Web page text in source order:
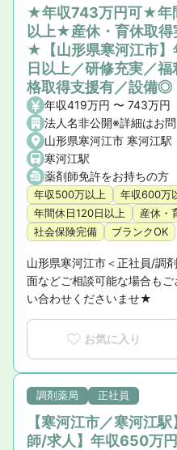
★年収743万円可★年
以上★産休・育休取得
★【山形県寒河江市】
日以上／研修充実／
格取得支援有／設備◎
年収419万円 〜 743万円
法人名非公開※詳細はお
山形県寒河江市 寒河江駅
寒河江駅
薬剤師免許をお持ちの方
年収500万以上 年収600万
年間休日120日以上
産休・
社会保険完備
ブランクOK
山形県寒河江市＜正社員/調
面などご相談可能な場合も
い合わせくださいませ★
お気に入り
調剤薬局 正社員
【寒河江市／寒河江
師/求人】年収650万